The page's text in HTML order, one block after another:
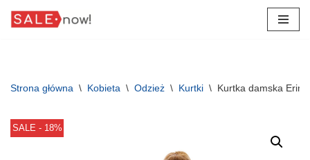
Strona główna \ Kobieta \ Odzież \ Kurtki \ Kurtka damska
SALE - 18%